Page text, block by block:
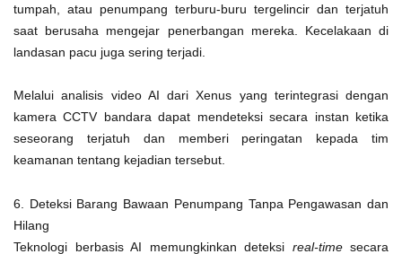
tumpah, atau penumpang terburu-buru tergelincir dan terjatuh
saat berusaha mengejar penerbangan mereka. Kecelakaan di
landasan pacu juga sering terjadi.
Melalui analisis video AI dari Xenus yang terintegrasi dengan
kamera CCTV bandara dapat mendeteksi secara instan ketika
seseorang terjatuh dan memberi peringatan kepada tim
keamanan tentang kejadian tersebut.
6. Deteksi Barang Bawaan Penumpang Tanpa Pengawasan dan
Hilang
Teknologi berbasis AI memungkinkan deteksi real-timesecara